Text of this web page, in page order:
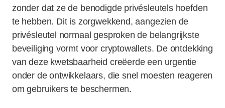
zonder dat ze de benodigde privésleutels hoefden
te hebben. Dit is zorgwekkend, aangezien de
privésleutel normaal gesproken de belangrijkste
beveiliging vormt voor cryptowallets. De ontdekking
van deze kwetsbaarheid creëerde een urgentie
onder de ontwikkelaars, die snel moesten reageren
om gebruikers te beschermen.